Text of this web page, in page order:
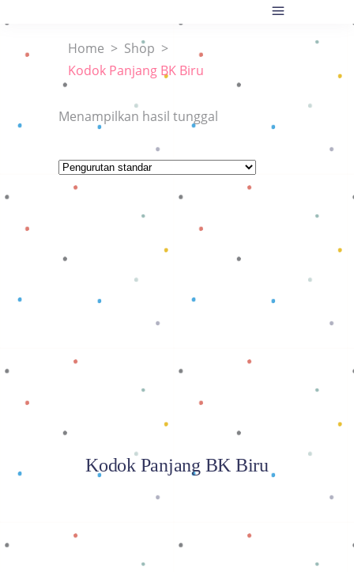
Home > Shop >
Kodok Panjang BK Biru
Menampilkan hasil tunggal
Baca selengkapnya
Kodok Panjang BK Biru